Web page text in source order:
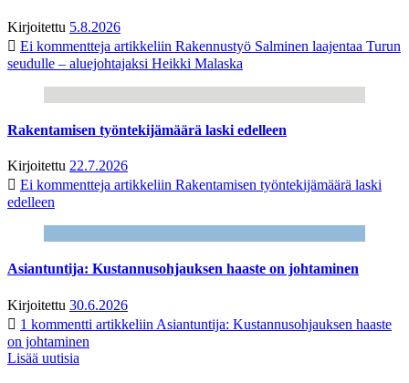
Kirjoitettu 5.8.2026
Ei kommentteja artikkeliin Rakennustyö Salminen laajentaa Turun
seudulle – aluejohtajaksi Heikki Malaska
Rakentamisen työntekijämäärä laski edelleen
Kirjoitettu 22.7.2026
Ei kommentteja artikkeliin Rakentamisen työntekijämäärä laski
edelleen
Asiantuntija: Kustannusohjauksen haaste on johtaminen
Kirjoitettu 30.6.2026
1 kommentti artikkeliin Asiantuntija: Kustannusohjauksen haaste
on johtaminen
Lisää uutisia